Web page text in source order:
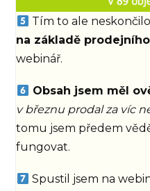
Tím to ale
na základě
webinář.
Obsah jsem měl
v březnu prodal za víc
tomu jsem předem
fungovat.
Spustil jsem na